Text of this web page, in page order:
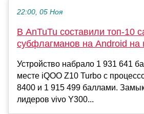
22:00, 05 Ноя
В AnTuTu составили топ-10
субфлагманов на Android на
Устройство набрало 1 931 641
месте iQOO Z10 Turbo с
8400 и 1 915 499 баллами.
лидеров vivo Y300...